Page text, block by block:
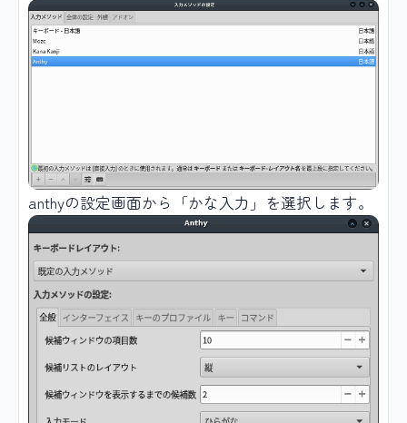
anthyの設定画面から「かな入力」を選択します。